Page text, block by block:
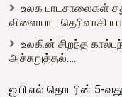
உலக பாடசாலைகள்
விளையாட தெரிவாகி
உலகின் சிறந்த
அச்சுறுத்தல்….
ஐ.பி.எல் தொடரின் 5-